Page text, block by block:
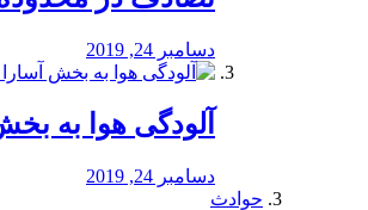
دسامبر 24, 2019
آلودگی هوا به
دسامبر 24, 2019
حوادث